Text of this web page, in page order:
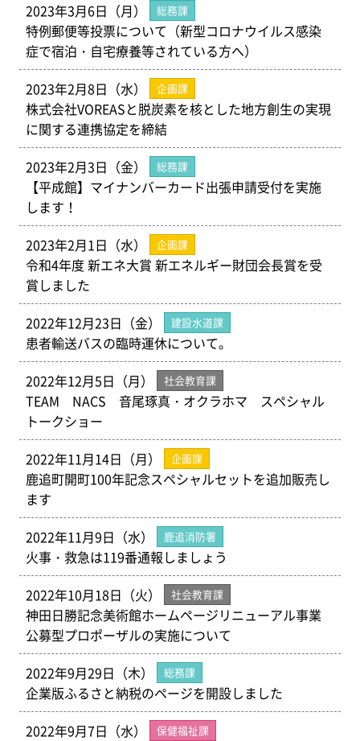
2023年3月6日（月）
総務課
特例郵便等投票について（新型コロナウイルス感染
症で宿泊・自宅療養等されている方へ）
2023年2月8日（水）
企画課
株式会社VOREASと脱炭素を核とした地方創生の実現
に関する連携協定を締結
2023年2月3日（金）
総務課
【平成館】マイナンバーカード出張申請受付を実施
します！
2023年2月1日（水）
企画課
令和4年度 新エネ大賞 新エネルギー財団会長賞を受
賞しました
2022年12月23日（金）
建設水道課
患者輸送バスの臨時運休について。
2022年12月5日（月）
社会教育課
TEAM NACS 音尾琢真・オクラホマ スペシャル
トークショー
2022年11月14日（月）
企画課
鹿追町開町100年記念スペシャルセットを追加販売し
ます
2022年11月9日（水）
鹿追消防署
火事・救急は119番通報しましょう
2022年10月18日（火）
社会教育課
神田日勝記念美術館ホームページリニューアル事業
公募型プロポーザルの実施について
2022年9月29日（木）
総務課
企業版ふるさと納税のページを開設しました
2022年9月7日（水）
保健福祉課